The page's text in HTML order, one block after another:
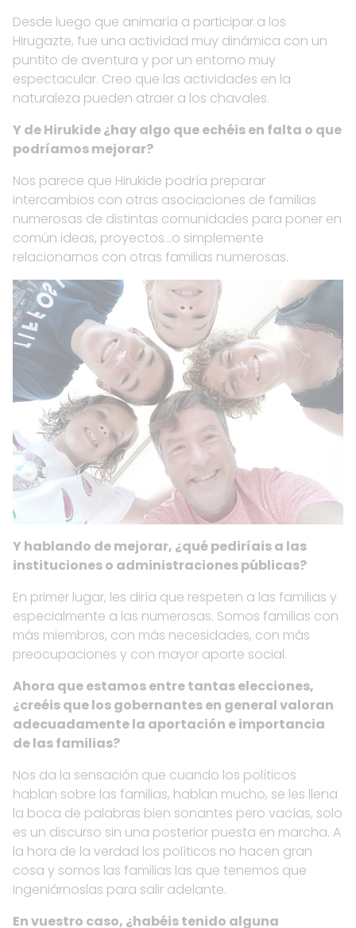
Desde luego que animaría a participar a los
Hirugazte, fue una actividad muy dinámica con un
puntito de aventura y por un entorno muy
espectacular. Creo que las actividades en la
naturaleza pueden atraer a los chavales.
Y de Hirukide ¿hay algo que echéis en falta o que
podríamos mejorar?
Nos parece que Hirukide podría preparar
intercambios con otras asociaciones de familias
numerosas de distintas comunidades para poner en
común ideas, proyectos…o simplemente
relacionarnos con otras familias numerosas.
Y hablando de mejorar, ¿qué pediríais a las
instituciones o administraciones públicas?
En primer lugar, les diría que respeten a las familias y
especialmente a las numerosas. Somos familias con
más miembros, con más necesidades, con más
preocupaciones y con mayor aporte social.
Ahora que estamos entre tantas elecciones,
¿creéis que los gobernantes en general valoran
adecuadamente la aportación e importancia
de las familias?
Nos da la sensación que cuando los políticos
hablan sobre las familias, hablan mucho, se les llena
la boca de palabras bien sonantes pero vacías, solo
es un discurso sin una posterior puesta en marcha. A
la hora de la verdad los políticos no hacen gran
cosa y somos las familias las que tenemos que
ingeniárnoslas para salir adelante.
En vuestro caso, ¿habéis tenido alguna